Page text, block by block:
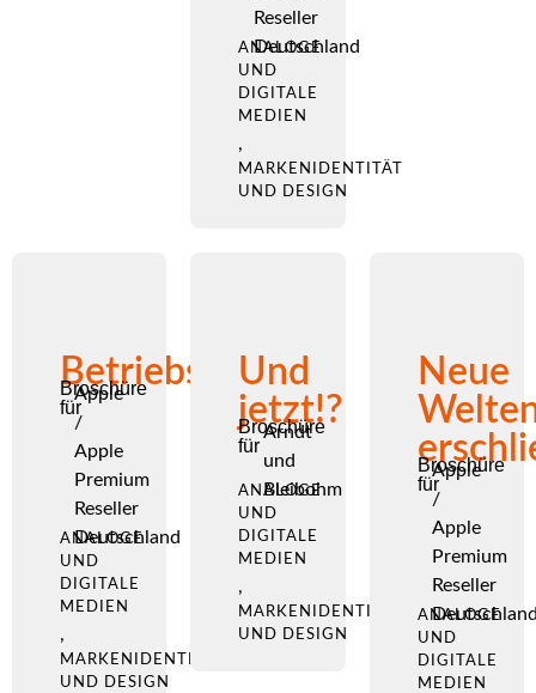
Reseller
Deutschland
ANALOGE
UND
DIGITALE
MEDIEN
,
MARKENIDENTITÄT
UND DESIGN
Betriebsbereit
Broschüre
für
Apple
/
Apple
Premium
Reseller
Deutschland
ANALOGE
UND
DIGITALE
MEDIEN
,
MARKENIDENTITÄT
UND DESIGN
Und
jetzt!?
Broschüre
für
Arndt
und
Bleibohm
ANALOGE
UND
DIGITALE
MEDIEN
,
MARKENIDENTITÄT
UND DESIGN
Neue
Broschüre
für
Apple
/
Apple
Premium
Reseller
ANALOGE
UND
DIGITALE
MEDIEN